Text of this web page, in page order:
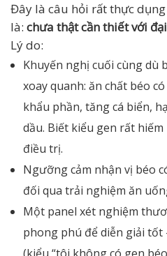
Đây là câu hỏi rất thực
là: chưa thật cần thiết với
Lý do:
Khuyến nghị cuối cùng dù
xoay quanh: ăn chất béo
khẩu phần, tăng cá biển,
dầu. Biết kiểu gen rất
điều trị.
Ngưỡng cảm nhận vị béo
đối qua trải nghiệm ăn
Một panel xét nghiệm
phong phú để diễn giải tốt